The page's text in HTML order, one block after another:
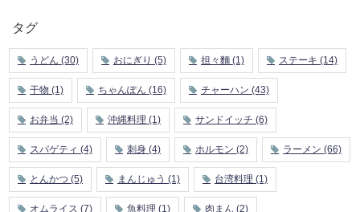
タグ
うどん (30) おにぎり (5) 担々麵 (1) ステーキ (14)
干物 (1) ちゃんぽん (16) チャーハン (43)
お弁当 (2) 沖縄料理 (1) サンドイッチ (6)
スパゲティ (4) 刺身 (4) ホルモン (2) ラーメン (66)
とんかつ (5) まんじゅう (1) 台湾料理 (1)
オムライス (7) 魚料理 (1) 肉まん (2)